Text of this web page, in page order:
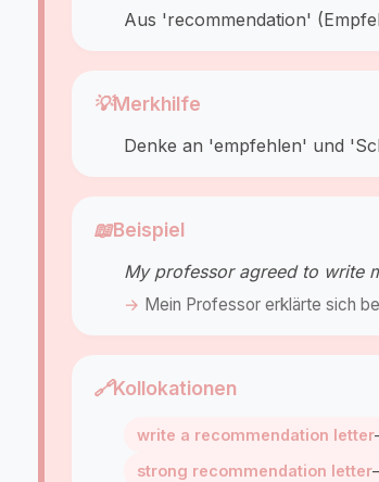
Aus 'recommendation'
💡Merkhilfe
Denke an 'empfehlen' und
📖Beispiel
My professor agreed to write
Mein Professor erklärte sich
🔗Kollokationen
write a recommendation letter
strong recommendation letter